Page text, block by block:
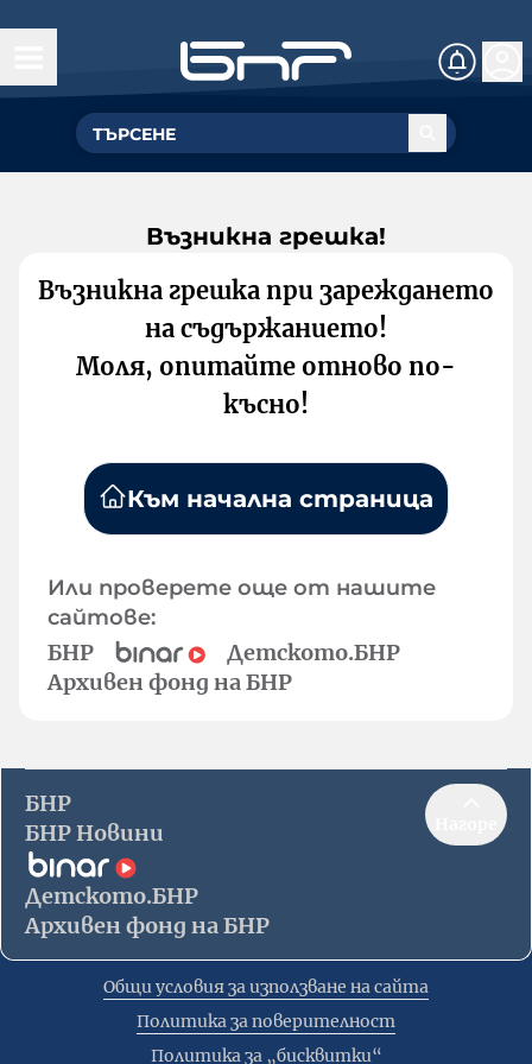
Възникна грешка!
Възникна грешка при зареждането
на съдържанието!
Моля, опитайте отново по-
късно!
Към начална страница
Или проверете още от нашите
сайтове:
БНР
Детското.БНР
Архивен фонд на БНР
БНР
БНР Новини
Детското.БНР
Архивен фонд на БНР
Общи условия за използване на сайта
Политика за поверителност
Политика за „бисквитки“